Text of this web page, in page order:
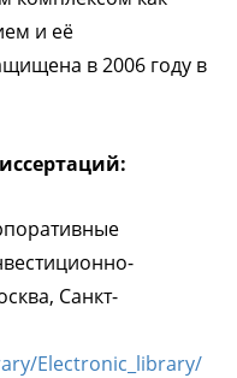
и её
в 2006 году в
Санкт-
Electronic_library/